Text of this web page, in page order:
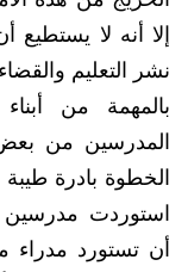
إلا أنه لا
نشر التعليم
بالمهمة من
المدرسين من
الخطوة بادرة
استوردت
أن تستورد مدراء